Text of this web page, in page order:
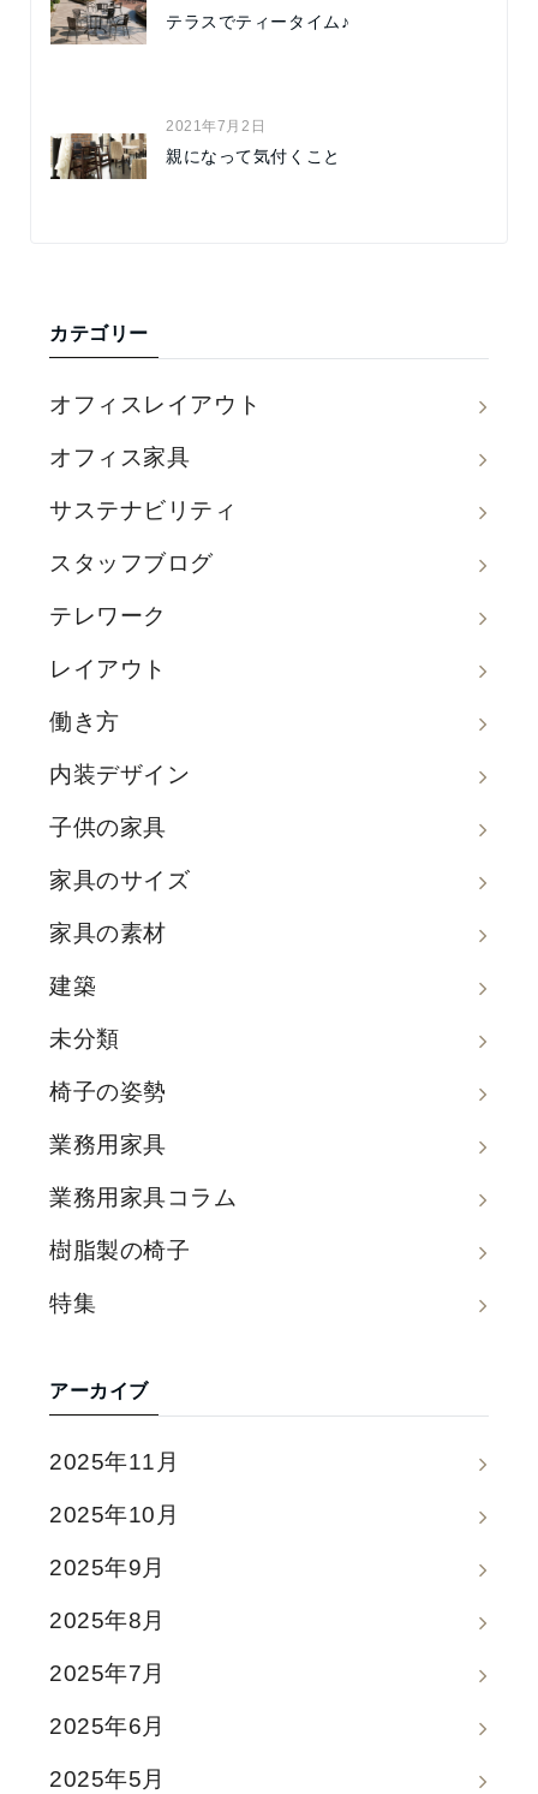
テラスでティータイム♪
2021年7月2日
親になって気付くこと
カテゴリー
オフィスレイアウト
オフィス家具
サステナビリティ
スタッフブログ
テレワーク
レイアウト
働き方
内装デザイン
子供の家具
家具のサイズ
家具の素材
建築
未分類
椅子の姿勢
業務用家具
業務用家具コラム
樹脂製の椅子
特集
アーカイブ
2025年11月
2025年10月
2025年9月
2025年8月
2025年7月
2025年6月
2025年5月